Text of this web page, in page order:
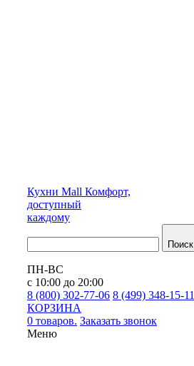
Кухни Mall Комфорт,
доступный
каждому
Поиск
ПН-ВС
с 10:00 до 20:00
8 (800) 302-77-06 8 (499) 348-15-11
КОРЗИНА
0 товаров. Заказать звонок
Меню